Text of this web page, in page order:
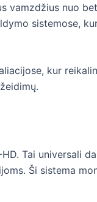
vamzdžius nuo
sistemose,
kur
Tai universali
Ši sistema